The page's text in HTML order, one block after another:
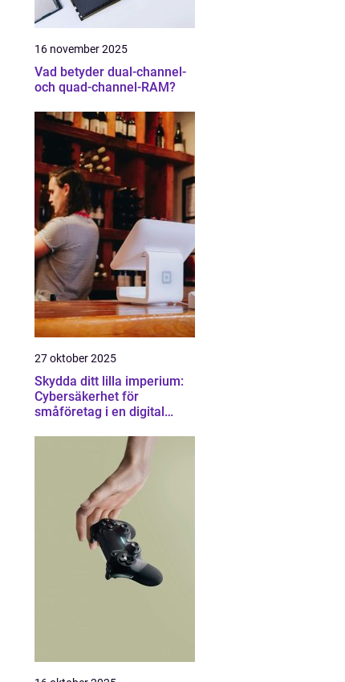
16 november 2025
Vad betyder dual-channel-
och quad-channel-RAM?
27 oktober 2025
Skydda ditt lilla imperium:
Cybersäkerhet för
småföretag i en digital